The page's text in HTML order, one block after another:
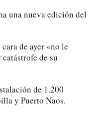
una nueva edición del
de ayer «no le
de su
de 1.200
y Puerto Naos.